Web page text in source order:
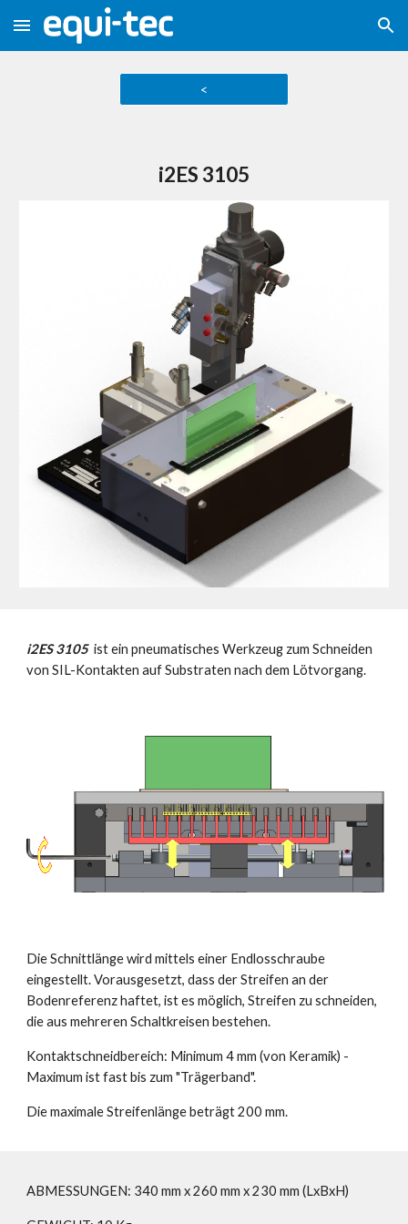
Skip to main content Skip to navigation
<
i2ES 3105
i2ES 3105ist ein pneumatisches Werkzeug zum Schneiden
von SIL-Kontakten auf Substraten nach dem Lötvorgang.
Die Schnittlänge wird mittels einer Endlosschraube
eingestellt. Vorausgesetzt, dass der Streifen an der
Bodenreferenz haftet, ist es möglich, Streifen zu schneiden,
die aus mehreren Schaltkreisen bestehen.
Kontaktschneidbereich: Minimum 4 mm (von Keramik) -
Maximum ist fast bis zum "Trägerband".
Die maximale Streifenlänge beträgt 200 mm.
ABMESSUNGEN: 340 mm x 260 mm x 230 mm (LxBxH)